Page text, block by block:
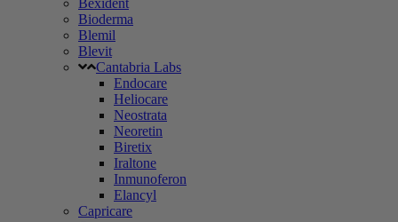
Bexident
Bioderma
Blemil
Blevit
Cantabria Labs
Endocare
Heliocare
Neostrata
Neoretin
Biretix
Iraltone
Inmunoferon
Elancyl
Capricare